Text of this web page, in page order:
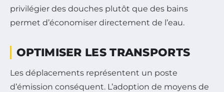
privilégier des douches plutôt que des bains
permet d’économiser directement de l’eau.
OPTIMISER LES TRANSPORTS
Les déplacements représentent un poste
d’émission conséquent. L’adoption de moyens de